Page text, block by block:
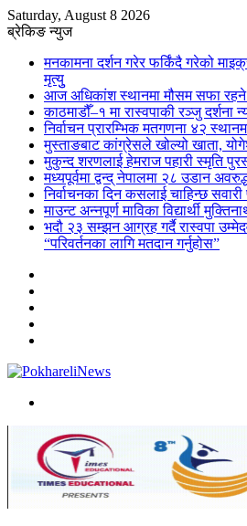
Saturday, August 8 2026
ब्रेकिङ न्युज
मनकामना दर्शन गरेर फर्किंदै गरेको
मृत्युु
आज अधिकांश स्थानमा मौसम सफा रहने
काठमाडौँ–१ मा रास्वपाकी रञ्जु दर्शना
निर्वाचन प्रारम्भिक मतगणना ४२
मुस्ताङबाट कांग्रेसले खोल्यो खाता,
मुकुन्द शरणलाई हेमराज पहारी स्मृति
मध्यपूर्वमा द्वन्द् नेपालमा २८ उडान
निर्वाचनका दिन कसलाई चाहिन्छ सवारी
माउन्ट अन्नपूर्ण माविका विद्यार्थी
भदौ २३ सम्झन आग्रह गर्दै रास्वपा
“परिवर्तनका लागि मतदान गर्नुहोस”